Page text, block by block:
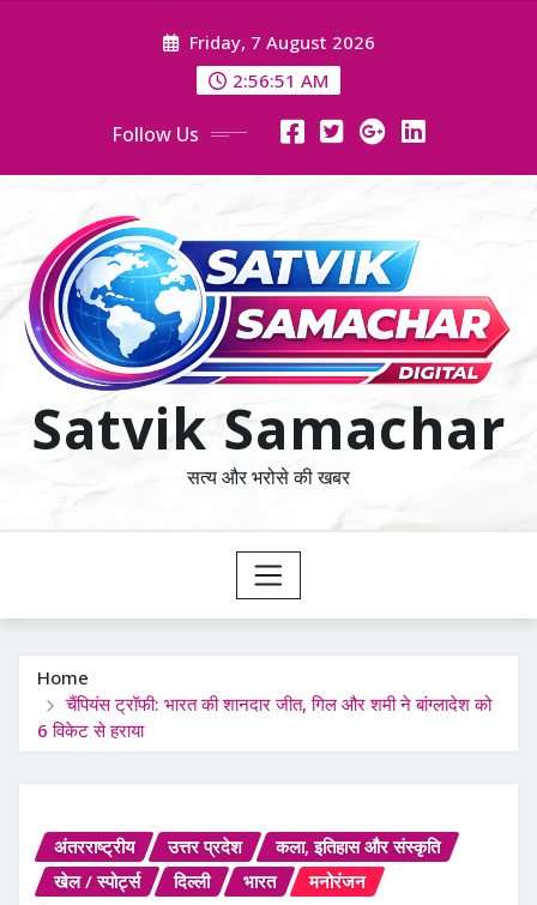
Friday, 7 August 2026
2:56:52 AM
Follow Us
Satvik Samachar
सत्य और भरोसे की खबर
Home
चैंपियंस ट्रॉफी: भारत की शानदार जीत, गिल और शमी ने बांग्लादेश को
6 विकेट से हराया
अंतरराष्ट्रीय उत्तर प्रदेश
कला, इतिहास और संस्कृति
खेल / स्पोर्ट्स
दिल्ली भारत मनोरंजन